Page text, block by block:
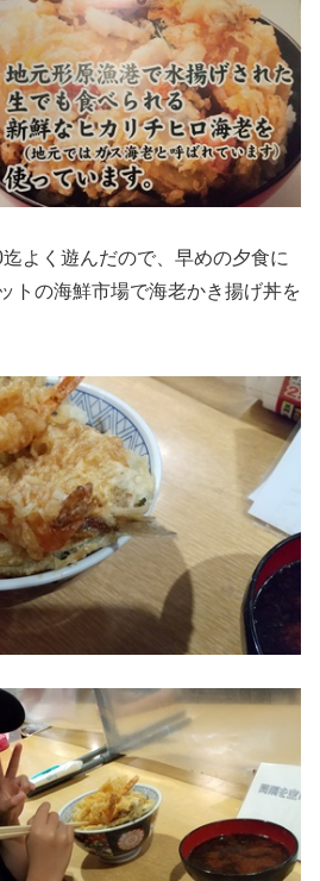
よく遊んだので、早めの夕食に
トの海鮮市場で海老かき揚げ丼を